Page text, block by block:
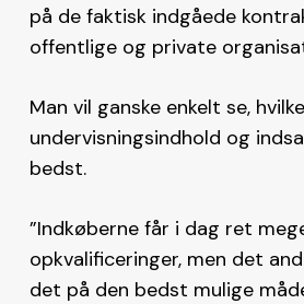
på de faktisk indgåede
offentlige og private
Man vil ganske enkelt se,
undervisningsindhold og
bedst.
”Indkøberne får i dag ret
opkvalificeringer, men det
det på den bedst mulige